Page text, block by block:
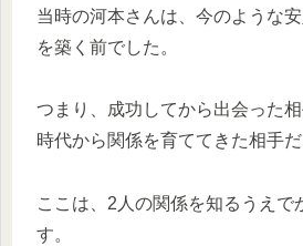
当時の河本さんは、今のような
を築く前でした。
つまり、成功してから出会った
時代から関係を育ててきた相手だ
ここは、2人の関係を知るうえで
す。